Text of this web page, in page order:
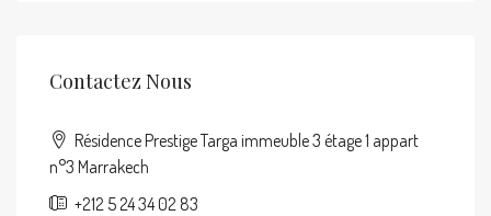
Contactez Nous
Résidence Prestige Targa immeuble 3 étage 1 appart
n°3 Marrakech
+212 5 24 34 02 83